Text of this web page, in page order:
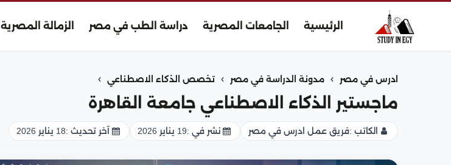
الرئيسية الجامعات المصرية دراسة الطب في مصر الزمالة المصرية
ادرس في مصر › مدونة الدراسة في مصر › تخصص الذكاء الاصطناعي ›
ماجستير الذكاء الاصطناعي جامعة القاهرة
الكاتب :فريق عمل ادرس في مصر نشر في :19 يناير 2026 آخر تحديث :18 يناير 2026